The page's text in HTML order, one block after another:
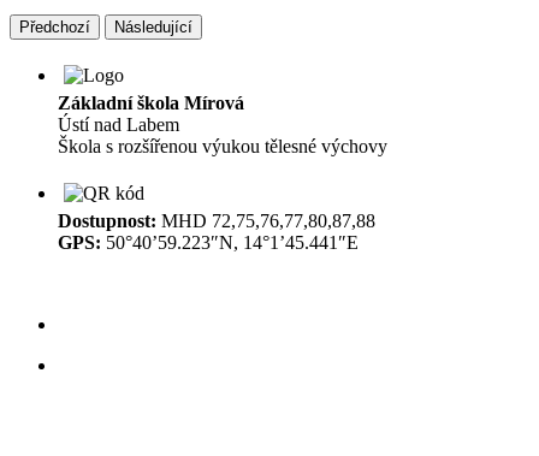
Předchozí Následující
Základní škola Mírová
Ústí nad Labem
Škola s rozšířenou výukou tělesné výchovy
Dostupnost: MHD 72,75,76,77,80,87,88
GPS: 50°40’59.223″N, 14°1’45.441″E